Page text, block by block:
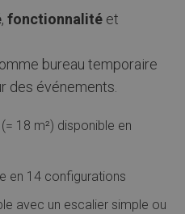
, fonctionnalité et
bureau temporaire
des événements.
18 m²) disponible en
en 14 configurations
avec un escalier simple ou